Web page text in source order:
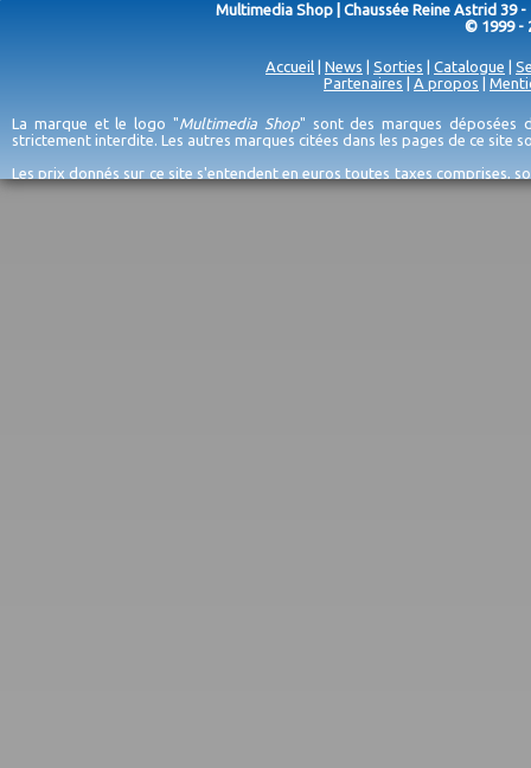
Multimedia Shop | Chaussée Reine Astrid 39 -
© 1999 -
Accueil News Sorties Catalogue
Partenaires
A propos
La marque et le logo "Multimedia Shop" sont des marques déposées
strictement interdite. Les autres marques citées dans les pages de ce site
Les prix donnés sur ce site s'entendent en euros toutes taxes comprises,
erreurs d'encodage, et sauf épuisement du stock et/ou impossibilité de